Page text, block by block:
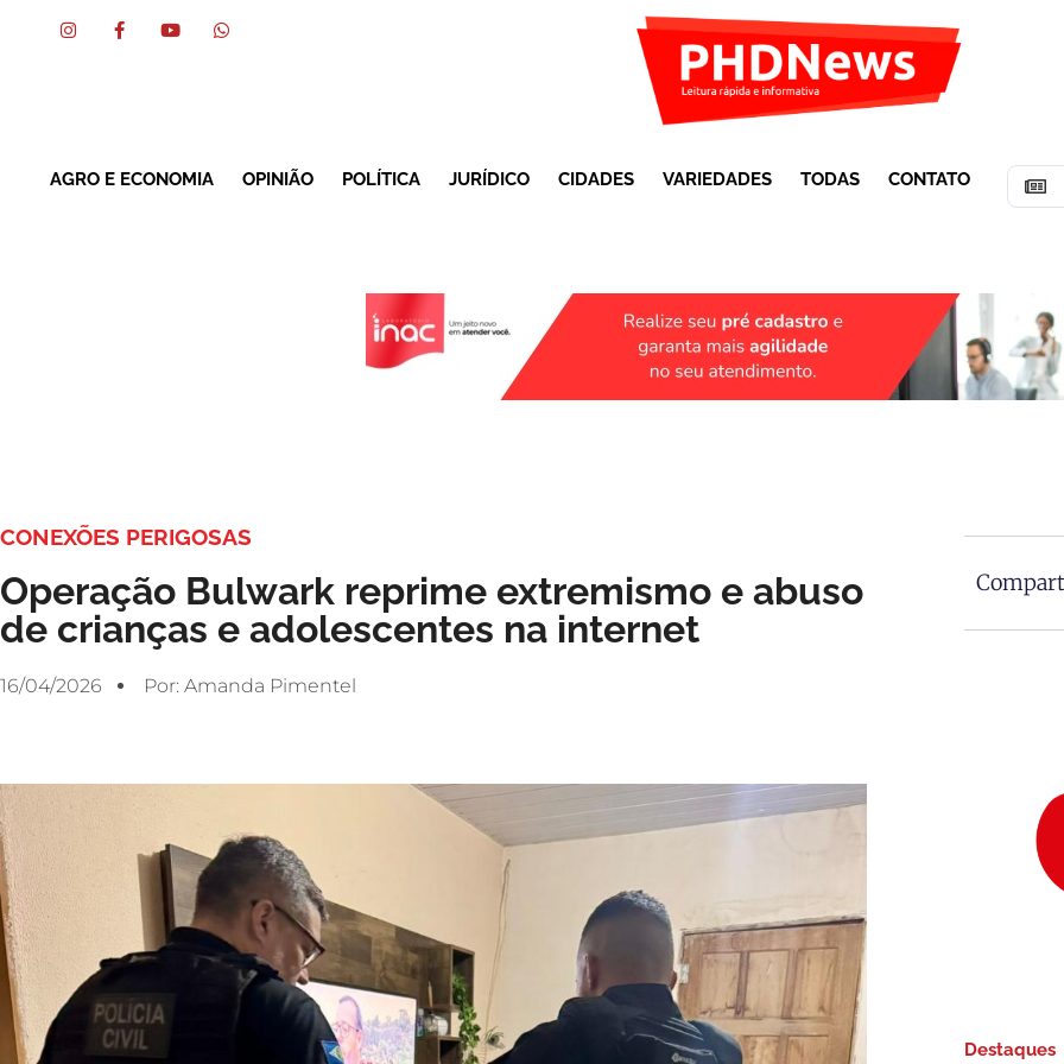
AGRO E ECONOMIA OPINIÃO POLÍTICA JURÍDICO CIDADES VARIEDADES TODAS CONTATO
CONEXÕES PERIGOSAS
Operação Bulwark reprime extremismo e abuso
de crianças e adolescentes na internet
16/04/2026 Por: Amanda Pimentel
Destaques